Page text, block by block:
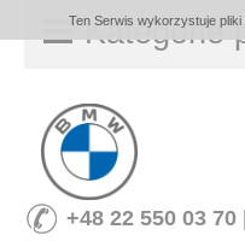
Ten Serwis wykorzystuje
Kategorie
+48 22 550 03 70